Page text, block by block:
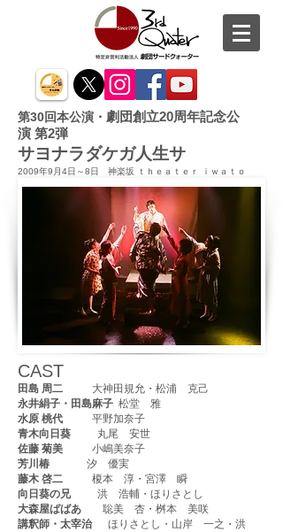
第30回本公演・ 劇団創立20周年記念公
演 第2弾
サヨナラダケガ人生サ
2009年9月4日～8日 神楽坂 ｔｈｅａｔｅｒ ｉｗａｔｏ
CAST
田島 周二 大神田規允・松浦 克己
永井絹子・田島麻子 松堂 雅
水原 桃代 平野加奈子
青木向日葵 丸尾 安世
佐藤 菊美 小嶋美奈子
芳川椿 汐 優実
藤木 啓二 榎本 淳・宮澤 瞬
向日葵の兄 洪 浩輔・ほりさとし
大森屋ばばあ 聡美 杏・桝本 美咲
講釈師・太宰治 ほりさとし・山岸 一之・洪